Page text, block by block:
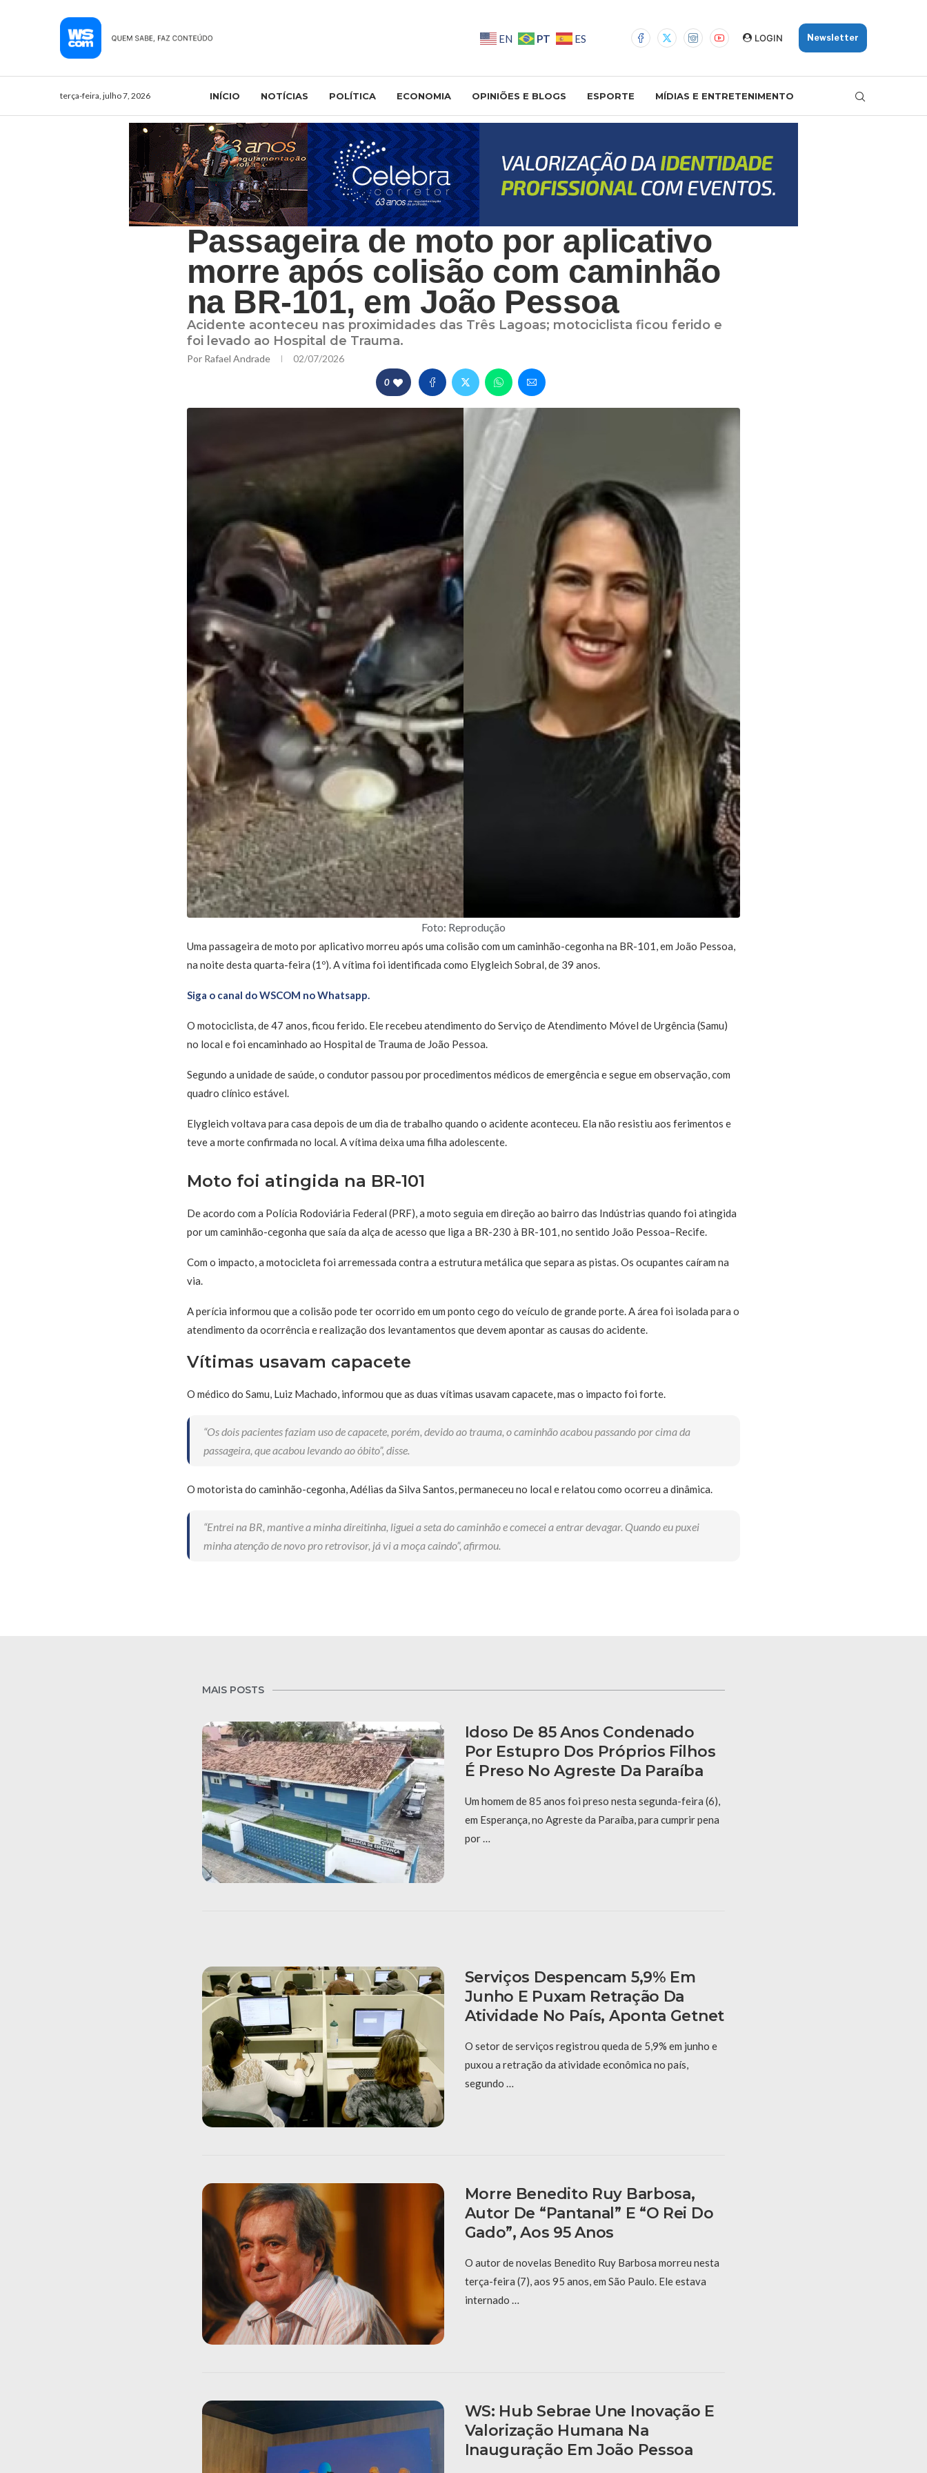
EN PT ES LOGIN Newsletter
terça-feira, julho 7, 2026 INÍCIO NOTÍCIAS POLÍTICA ECONOMIA OPINIÕES E BLOGS ESPORTE MÍDIAS E ENTRETENIMENTO
Passageira de moto por aplicativo
morre após colisão com caminhão
na BR-101, em João Pessoa
Acidente aconteceu nas proximidades das Três Lagoas; motociclista ficou ferido e
foi levado ao Hospital de Trauma.
Por Rafael Andrade 02/07/2026
0
Foto: Reprodução
Uma passageira de moto por aplicativo morreu após uma colisão com um caminhão-cegonha na BR-101, em João Pessoa,
na noite desta quarta-feira (1º). A vítima foi identificada como Elygleich Sobral, de 39 anos.
Siga o canal do WSCOM no Whatsapp.
O motociclista, de 47 anos, ficou ferido. Ele recebeu atendimento do Serviço de Atendimento Móvel de Urgência (Samu)
no local e foi encaminhado ao Hospital de Trauma de João Pessoa.
Segundo a unidade de saúde, o condutor passou por procedimentos médicos de emergência e segue em observação, com
quadro clínico estável.
Elygleich voltava para casa depois de um dia de trabalho quando o acidente aconteceu. Ela não resistiu aos ferimentos e
teve a morte confirmada no local. A vítima deixa uma filha adolescente.
Moto foi atingida na BR-101
De acordo com a Polícia Rodoviária Federal (PRF), a moto seguia em direção ao bairro das Indústrias quando foi atingida
por um caminhão-cegonha que saía da alça de acesso que liga a BR-230 à BR-101, no sentido João Pessoa–Recife.
Com o impacto, a motocicleta foi arremessada contra a estrutura metálica que separa as pistas. Os ocupantes caíram na
via.
A perícia informou que a colisão pode ter ocorrido em um ponto cego do veículo de grande porte. A área foi isolada para o
atendimento da ocorrência e realização dos levantamentos que devem apontar as causas do acidente.
Vítimas usavam capacete
O médico do Samu, Luiz Machado, informou que as duas vítimas usavam capacete, mas o impacto foi forte.
“Os dois pacientes faziam uso de capacete, porém, devido ao trauma, o caminhão acabou passando por cima da
passageira, que acabou levando ao óbito”, disse.
O motorista do caminhão-cegonha, Adélias da Silva Santos, permaneceu no local e relatou como ocorreu a dinâmica.
“Entrei na BR, mantive a minha direitinha, liguei a seta do caminhão e comecei a entrar devagar. Quando eu puxei
minha atenção de novo pro retrovisor, já vi a moça caindo”, afirmou.
MAIS POSTS
Idoso De 85 Anos Condenado
Por Estupro Dos Próprios Filhos
É Preso No Agreste Da Paraíba
Um homem de 85 anos foi preso nesta segunda-feira (6),
em Esperança, no Agreste da Paraíba, para cumprir pena
por …
Serviços Despencam 5,9% Em
Junho E Puxam Retração Da
Atividade No País, Aponta Getnet
O setor de serviços registrou queda de 5,9% em junho e
puxou a retração da atividade econômica no país,
segundo …
Morre Benedito Ruy Barbosa,
Autor De “Pantanal” E “O Rei Do
Gado”, Aos 95 Anos
O autor de novelas Benedito Ruy Barbosa morreu nesta
terça-feira (7), aos 95 anos, em São Paulo. Ele estava
internado …
WS: Hub Sebrae Une Inovação E
Valorização Humana Na
Inauguração Em João Pessoa